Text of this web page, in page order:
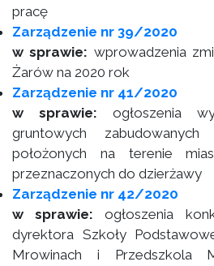
pracę
Zarządzenie nr 39/2020
w sprawie: wprowadzenia
Żarów na 2020 rok
Zarządzenie nr 41/2020
w sprawie: ogłoszenia
gruntowych zabudowanych
położonych na terenie
przeznaczonych do dzierżawy
Zarządzenie nr 42/2020
w sprawie: ogłoszenia
dyrektora Szkoły
Mrowinach i Przedszkola